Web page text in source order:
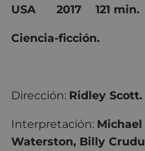
USA 2017 121 min.
Ciencia-ficción.
Dirección: Ridley Scott.
Interpretación:
Waterston, Billy